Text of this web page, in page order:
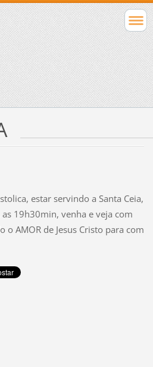
estar servindo a Santa Ceia,
19h30min, venha e veja com
o AMOR de Jesus Cristo para com